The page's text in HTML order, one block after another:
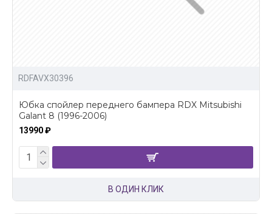
RDFAVX30396
Юбка спойлер переднего бампера RDX Mitsubishi
Galant 8 (1996-2006)
13990 ₽
В ОДИН КЛИК